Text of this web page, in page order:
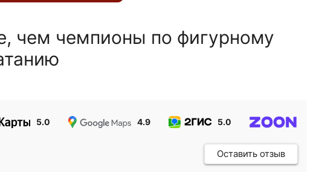
чем чемпионы по фигурному
5.0 4.9 5.0
Оставить отзыв